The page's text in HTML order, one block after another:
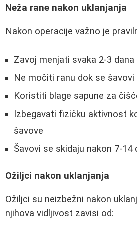
Neža rane nakon uklanjanja
Nakon operacije važno je
Zavoj menjati svaka 2-3 dana
Ne močiti ranu dok se šavovi
Koristiti blage sapune za
Izbegavati fizičku aktivnost
šavove
Šavovi se skidaju nakon 7-14
Ožiljci nakon uklanjanja
Ožiljci su neizbežni nakon
njihova vidljivost zavisi od: